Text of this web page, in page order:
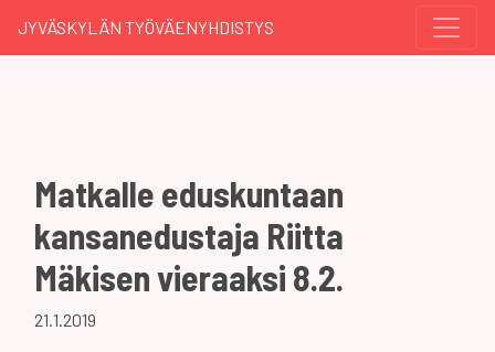
JYVÄSKYLÄN TYÖVÄENYHDISTYS
Matkalle eduskuntaan
kansanedustaja Riitta
Mäkisen vieraaksi 8.2.
21.1.2019